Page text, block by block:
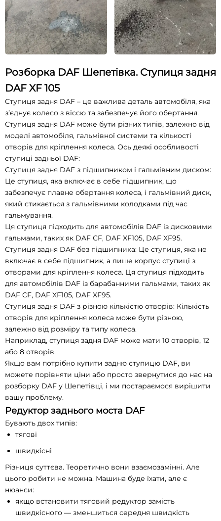
Розборка DAF Шепетівка. Ступиця задня
DAF XF 105
Ступиця задня DAF – це важлива деталь автомобіля, яка
з’єднує колесо з віссю та забезпечує його обертання.
Ступиця задня DAF може бути різних типів, залежно від
моделі автомобіля, гальмівної системи та кількості
отворів для кріплення колеса. Ось деякі особливості
ступиці задньої DAF:
Ступиця задня DAF з підшипником і гальмівним диском:
Це ступиця, яка включає в себе підшипник, що
забезпечує плавне обертання колеса, і гальмівний диск,
який стикається з гальмівними колодками під час
гальмування.
Ця ступиця підходить для автомобілів DAF із дисковими
гальмами, таких як DAF CF, DAF XF105, DAF XF95.
Ступиця задня DAF без підшипника: Це ступиця, яка не
включає в себе підшипник, а лише корпус ступиці з
отворами для кріплення колеса. Ця ступиця підходить
для автомобілів DAF із барабанними гальмами, таких як
DAF CF, DAF XF105, DAF XF95.
Ступиця задня DAF з різною кількістю отворів: Кількість
отворів для кріплення колеса може бути різною,
залежно від розміру та типу колеса.
Наприклад, ступиця задня DAF може мати 10 отворів, 12
або 8 отворів.
Якщо вам потрібно купити задню ступицю DAF, ви
можете порівняти ціни або просто звернутися до нас на
розборку DAF у Шепетівці, і ми постараємося вирішити
вашу проблему.
Редуктор заднього моста DAF
Бувають двох типів:
тягові
швидкісні
Різниця суттєва. Теоретично вони взаємозамінні. Але
цього робити не можна. Машина буде їхати, але є
нюанси:
якщо встановити тяговий редуктор замість
швидкісного — зменшиться середня швидкість